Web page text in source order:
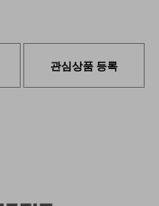
관심상품 등록